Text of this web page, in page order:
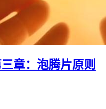
章：泡腾片原则